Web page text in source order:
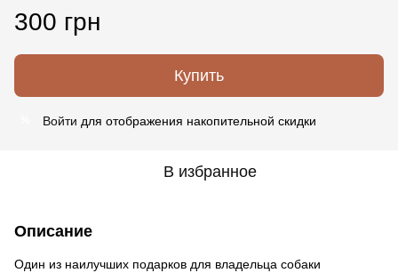
300 грн
Купить
Войти для отображения накопительной скидки
В избранное
Описание
Один из наилучших подарков для владельца собаки